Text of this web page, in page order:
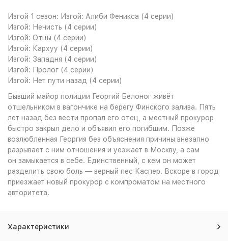
Изгой 1 сезон: Изгой: Алиби Феникса (4 серии)
Изгой: Нечисть (4 серии)
Изгой: Отцы (4 серии)
Изгой: Кархуу (4 серии)
Изгой: Западня (4 серии)
Изгой: Пролог (4 серии)
Изгой: Нет пути назад (4 серии)
Бывший майор полиции Георгий Белоног живёт
отшельником в вагончике на берегу Финского залива. Пять
лет назад без вести пропал его отец, а местный прокурор
быстро закрыл дело и объявил его погибшим. Позже
возлюбленная Георгия без объяснения причины внезапно
разрывает с ним отношения и уезжает в Москву, а сам
он замыкается в себе. Единственный, с кем он может
разделить свою боль — верный пес Каспер. Вскоре в город
приезжает новый прокурор с компроматом на местного
авторитета.
Характеристики